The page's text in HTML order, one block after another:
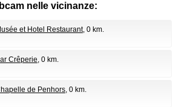
nelle vicinanze:
et Hotel Restaurant, 0 km.
Crêperie, 0 km.
de Penhors, 0 km.